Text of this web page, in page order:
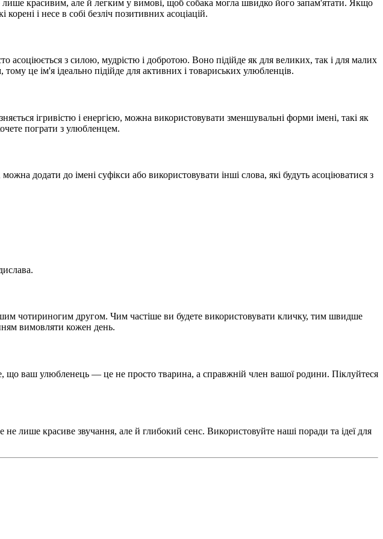
красивим, але й легким у вимові, щоб собака могла швидко його запам'ятати. Якщо
і несе в собі безліч позитивних асоціацій.
асоціюється з силою, мудрістю і добротою. Воно підійде як для великих, так і для малих
це ім'я ідеально підійде для активних і товариських улюбленців.
ігривістю і енергією, можна використовувати зменшувальні форми імені, такі як
пограти з улюбленцем.
додати до імені суфікси або використовувати інші слова, які будуть асоціюватися з
чотириногим другом. Чим частіше ви будете використовувати кличку, тим швидше
вимовляти кожен день.
що ваш улюбленець — це не просто тварина, а справжній член вашої родини. Піклуйтеся
красиве звучання, але й глибокий сенс. Використовуйте наші поради та ідеї для